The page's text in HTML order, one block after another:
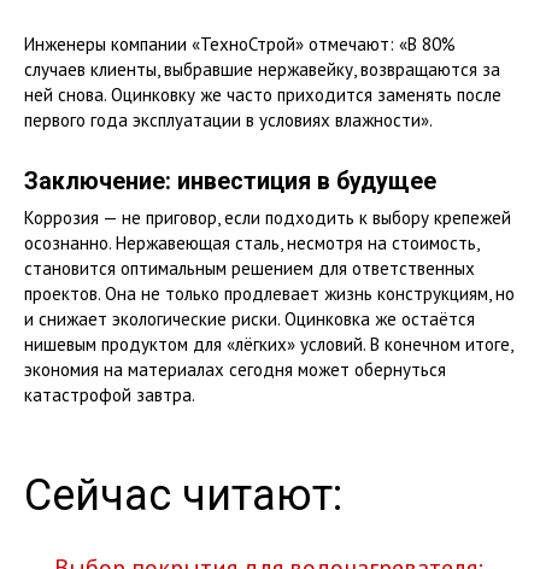
Инженеры компании «ТехноСтрой» отмечают: «В 80%
случаев клиенты, выбравшие нержавейку, возвращаются за
ней снова. Оцинковку же часто приходится заменять после
первого года эксплуатации в условиях влажности».
Заключение: инвестиция в будущее
Коррозия — не приговор, если подходить к выбору крепежей
осознанно. Нержавеющая сталь, несмотря на стоимость,
становится оптимальным решением для ответственных
проектов. Она не только продлевает жизнь конструкциям, но
и снижает экологические риски. Оцинковка же остаётся
нишевым продуктом для «лёгких» условий. В конечном итоге,
экономия на материалах сегодня может обернуться
катастрофой завтра.
Сейчас читают: